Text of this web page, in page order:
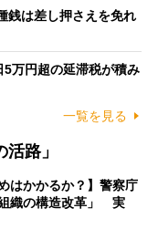
銭は差し押さえを免れ
万円超の延滞税が積み
一覧を見る
路」
はかかるか？】警察庁
織の構造改革」 実